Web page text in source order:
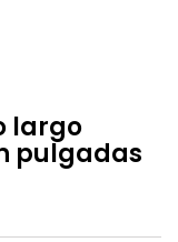
largo
pulgadas